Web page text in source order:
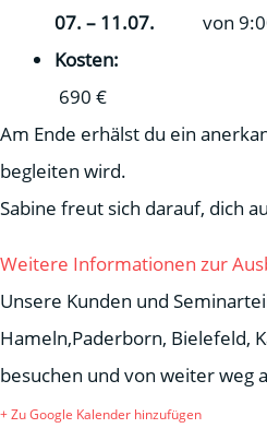
07. – 11.07. von
Kosten:
690 €
Am Ende erhälst du ein
begleiten wird.
Sabine freut sich darauf, dich
Weitere Informationen zur
Unsere Kunden und
Hameln,Paderborn, Bielefeld,
besuchen und von weiter weg
+ Zu Google Kalender hinzufügen